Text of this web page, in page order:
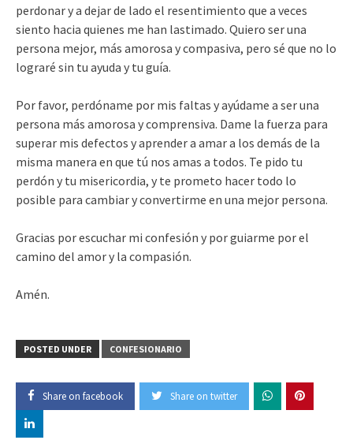
perdonar y a dejar de lado el resentimiento que a veces
siento hacia quienes me han lastimado. Quiero ser una
persona mejor, más amorosa y compasiva, pero sé que no lo
lograré sin tu ayuda y tu guía.
Por favor, perdóname por mis faltas y ayúdame a ser una
persona más amorosa y comprensiva. Dame la fuerza para
superar mis defectos y aprender a amar a los demás de la
misma manera en que tú nos amas a todos. Te pido tu
perdón y tu misericordia, y te prometo hacer todo lo
posible para cambiar y convertirme en una mejor persona.
Gracias por escuchar mi confesión y por guiarme por el
camino del amor y la compasión.
Amén.
POSTED UNDER CONFESIONARIO
Share on facebook Share on twitter